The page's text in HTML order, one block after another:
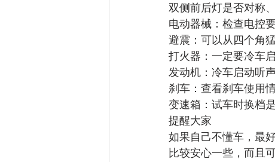
双侧前后灯是否对称、
电动器械：检查电控
避震：可以从四个角
打火器：一定要冷车
发动机：冷车启动听
刹车：查看刹车使用
变速箱：试车时换档
提醒大家
如果自己不懂车，最
比较安心一些，而且